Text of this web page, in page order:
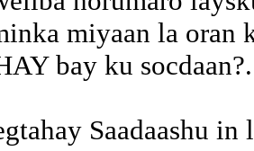
miyaan la
bay ku
Saadaashu